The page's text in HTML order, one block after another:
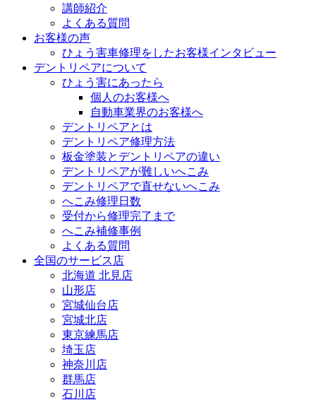
講師紹介
よくある質問
お客様の声
ひょう害車修理をしたお客様インタビュー
デントリペアについて
ひょう害にあったら
個人のお客様へ
自動車業界のお客様へ
デントリペアとは
デントリペア修理方法
板金塗装とデントリペアの違い
デントリペアが難しいへこみ
デントリペアで直せないへこみ
へこみ修理日数
受付から修理完了まで
へこみ補修事例
よくある質問
全国のサービス店
北海道 北見店
山形店
宮城仙台店
宮城北店
東京練馬店
埼玉店
神奈川店
群馬店
石川店